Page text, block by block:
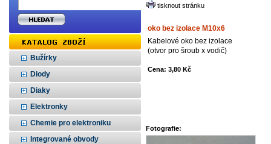
Bužírky
Diody
Diaky
Elektronky
Chemie pro elektroniku
Integrované obvody
tisknout stránku
oko bez izolace M10x6
Kabelové oko bez izolace
(otvor pro šroub x vodič)
Cena: 3,80 Kč
Fotografie: